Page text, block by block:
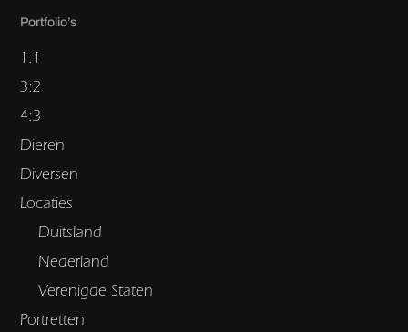
Portfolio’s
1:1
3:2
4:3
Dieren
Diversen
Locaties
Duitsland
Nederland
Verenigde Staten
Portretten